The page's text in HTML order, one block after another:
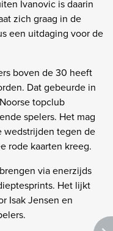
Ivanovic is daarin
zich graag in de
een uitdaging voor de
boven de 30 heeft
Dat gebeurde in
topclub
spelers. Het mag
wedstrijden tegen de
rode kaarten kreeg.
via enerzijds
Het lijkt
Isak Jensen en